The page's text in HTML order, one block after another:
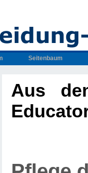
Seitenbaum
Aus